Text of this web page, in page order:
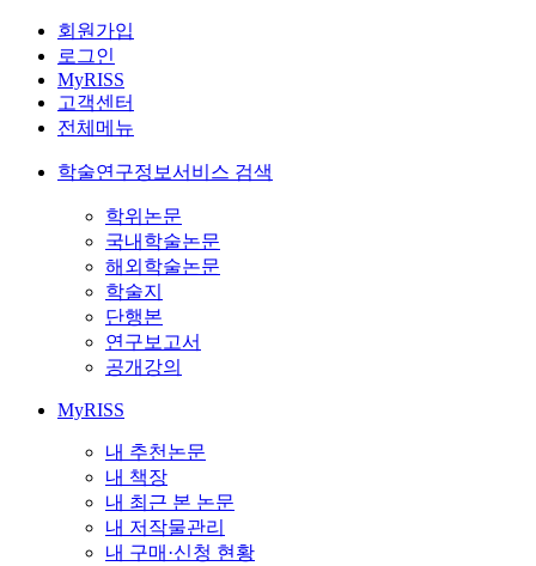
회원가입
로그인
MyRISS
고객센터
전체메뉴
학술연구정보서비스 검색
학위논문
국내학술논문
해외학술논문
학술지
단행본
연구보고서
공개강의
MyRISS
내 추천논문
내 책장
내 최근 본 논문
내 저작물관리
내 구매·신청 현황